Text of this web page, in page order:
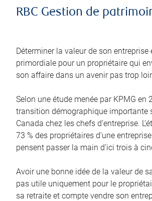
RBC Gestion de
Déterminer la valeur de son entreprise
primordiale pour un propriétaire qui
son affaire dans un avenir pas trop
Selon une étude menée par KPMG en
transition démographique importante
Canada chez les chefs d’entreprise.
73 % des propriétaires d’une
pensent passer la main d’ici trois à
Avoir une bonne idée de la valeur de
pas utile uniquement pour le
sa retraite et compte vendre son